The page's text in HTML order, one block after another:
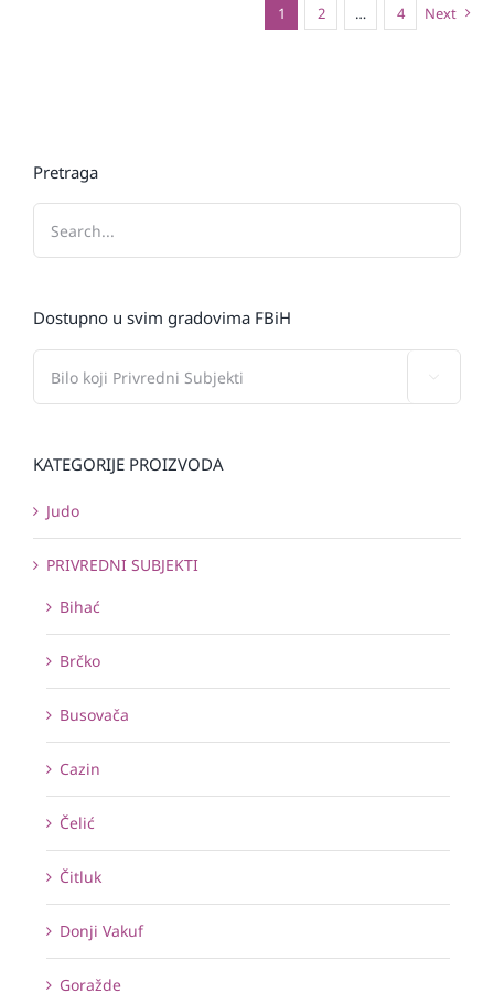
1 2 … 4 Next
Pretraga
Dostupno u svim gradovima FBiH
KATEGORIJE PROIZVODA
Judo
PRIVREDNI SUBJEKTI
Bihać
Brčko
Busovača
Cazin
Čelić
Čitluk
Donji Vakuf
Goražde